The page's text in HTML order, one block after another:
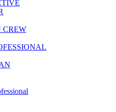
CREW